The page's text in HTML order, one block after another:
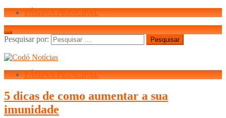
PÁGINA PRINCIPAL
Pesquisar por:
PÁGINA PRINCIPAL
5 dicas de como aumentar a sua
imunidade